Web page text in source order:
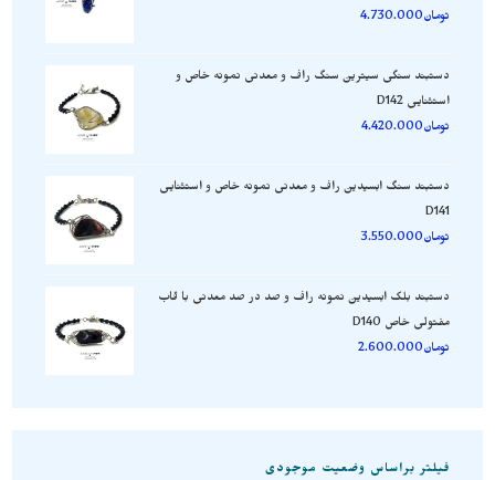
تومان4.730.000
دستبند سنگی سیترین سنگ راف و معدنی نمونه خاص و
استثنایی D142
تومان4.420.000
دستبند سنگ ابسیدین راف و معدنی نمونه خاص و استثنایی
D141
تومان3.550.000
دستبند بلک ابسیدین نمونه راف و صد در صد معدنی با قاب
مفتولی خاص D140
تومان2.600.000
فیلتر براساس وضعیت موجودی